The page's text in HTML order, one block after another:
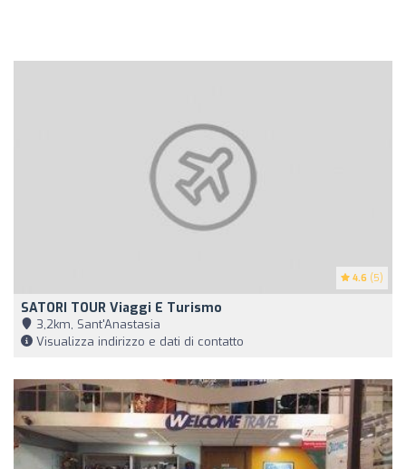
4.6 (5)
SATORI TOUR Viaggi E Turismo
3,2km, Sant'Anastasia
Visualizza indirizzo e dati di contatto